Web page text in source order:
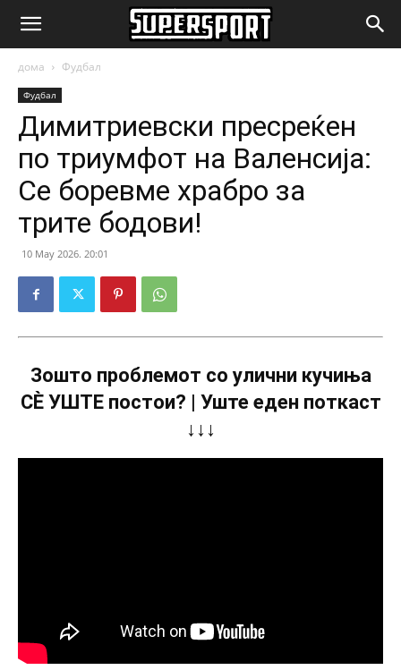
SuperSport.mk
дома Фудбал
Фудбал
Димитриевски пресреќен
по триумфот на Валенсија:
Се боревме храбро за
трите бодови!
10 May 2026. 20:01
Зошто проблемот со улични кучиња
СÈ УШТЕ постои? | Уште еден поткаст
↓↓↓